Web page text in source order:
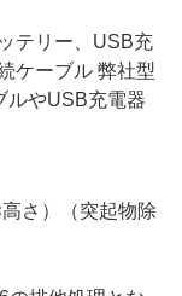
テリー、USB充
ケーブル 弊社型
ルやUSB充電器
さ）（突起物除